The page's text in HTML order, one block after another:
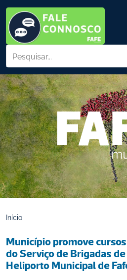
Início
Município promove
do Serviço de Brigadas
Heliporto Municipal de